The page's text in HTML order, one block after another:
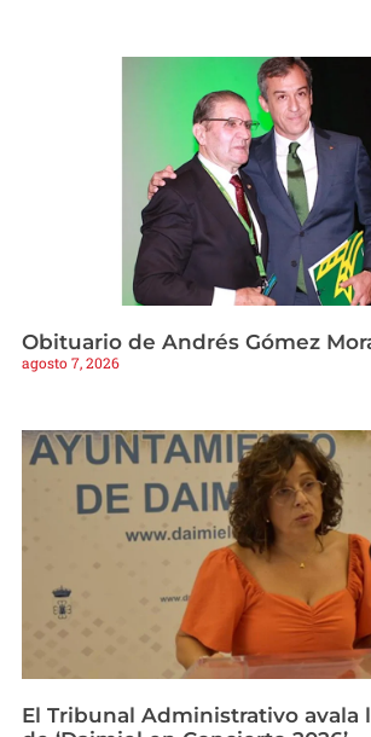
Obituario de Andrés Gómez
agosto 7, 2026
El Tribunal Administrativo avala